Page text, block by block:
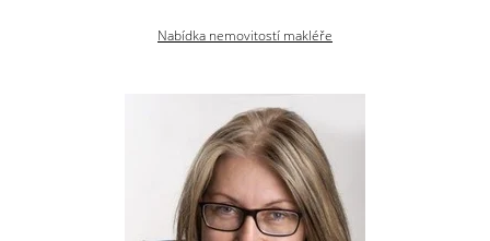
Nabídka nemovitostí makléře